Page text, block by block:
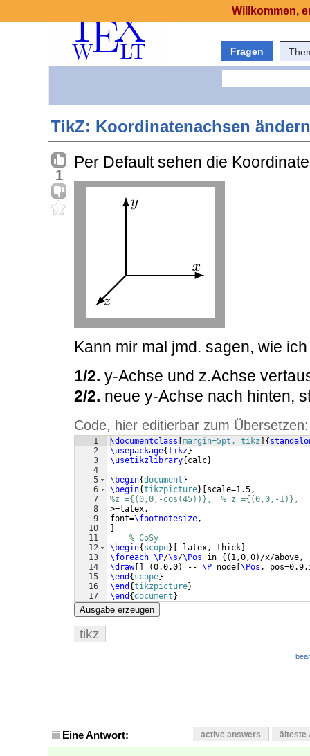
Fragen
TikZ: Koordinatenachsen
1
Per Default sehen die
Kann mir mal jmd. sagen, wie
1/2. y-Achse und z.Achse
2/2. neue y-Achse nach hinten,
Code, hier editierbar zum Übersetzen:
1
2
3
4
5
6
7
8
9
10
11
12
13
14
15
16
17
\documentclass margin=5pt, tikz {
\usepackage{tikz}
\usetikzlibrary{ calc}
\begin{document }
\begin{tikzpicture}
scale=1.5,
%z ={(0,0,-cos(45))},  % z ={(0,0,-1)},
>=latex,
font=\footnotesize,
% CoSy
\begin{ scope} -latex, thick
\foreach \P/\s/\Pos in {( 1,0,0) /x/above,
\draw[ (0,0,0) -- \P node \Pos ,
\end { scope}
\end {tikzpicture}
\end {document }
Ausgabe erzeugen
tikz
Eine Antwort: active answers älteste
Willkommen,